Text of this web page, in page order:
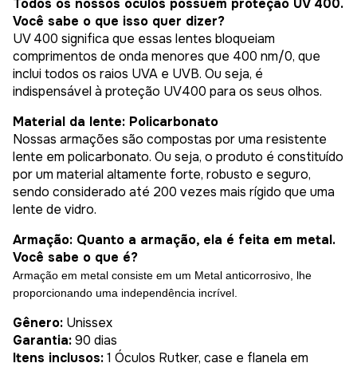
Todos os nossos óculos possuem proteção UV 400.
Você sabe o que isso quer dizer?
UV 400 significa que essas lentes bloqueiam
comprimentos de onda menores que 400 nm/0, que
inclui todos os raios UVA e UVB. Ou seja, é
indispensável à proteção UV400 para os seus olhos.
Material da lente: Policarbonato
Nossas armações são compostas por uma resistente
lente em policarbonato. Ou seja, o produto é constituído
por um material altamente forte, robusto e seguro,
sendo considerado até 200 vezes mais rígido que uma
lente de vidro.
Armação: Quanto a armação, ela é feita em metal.
Você sabe o que é?
Armação em metal consiste em um Metal anticorrosivo, lhe
proporcionando uma independência incrível.
Gênero: Unissex
Garantia:90 dias
Itens inclusos:1 Óculos Rutker, case e flanela em